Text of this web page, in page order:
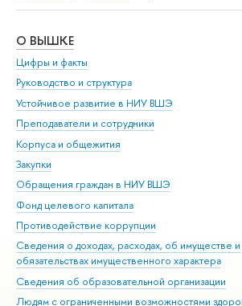
О ВЫШКЕ
Цифры и факты
Руководство и структура
Устойчивое развитие в НИУ ВШЭ
Преподаватели и сотрудники
Корпуса и общежития
Закупки
Обращения граждан в НИУ ВШЭ
Фонд целевого капитала
Противодействие коррупции
Сведения о доходах, расходах, об имуществе и
обязательствах имущественного характера
Сведения об образовательной организации
Людям с ограниченными возможностями